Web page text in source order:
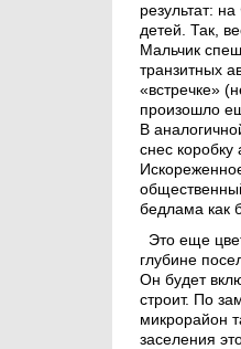
результат:
детей. Так,
Мальчик
транзитных
«встречке»
произошло
В
снес коробку
бедлама как
Это еще
глубине
Он будет
строит. По
микрорайон
заселения